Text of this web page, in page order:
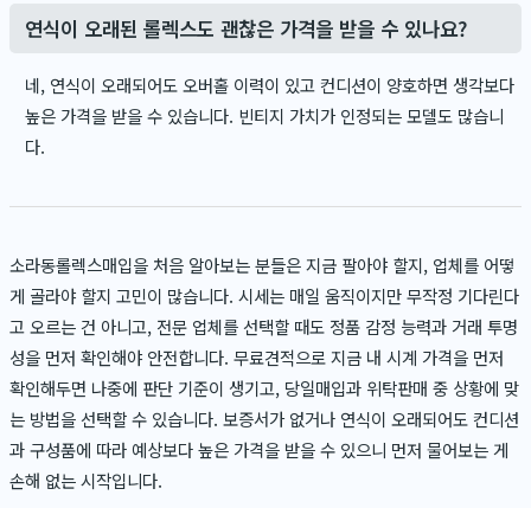
연식이 오래된 롤렉스도 괜찮은 가격을 받을 수 있나요?
네, 연식이 오래되어도 오버홀 이력이 있고 컨디션이 양호하면 생각보다
높은 가격을 받을 수 있습니다. 빈티지 가치가 인정되는 모델도 많습니
다.
소라동롤렉스매입을 처음 알아보는 분들은 지금 팔아야 할지, 업체를 어떻
게 골라야 할지 고민이 많습니다. 시세는 매일 움직이지만 무작정 기다린다
고 오르는 건 아니고, 전문 업체를 선택할 때도 정품 감정 능력과 거래 투명
성을 먼저 확인해야 안전합니다. 무료견적으로 지금 내 시계 가격을 먼저
확인해두면 나중에 판단 기준이 생기고, 당일매입과 위탁판매 중 상황에 맞
는 방법을 선택할 수 있습니다. 보증서가 없거나 연식이 오래되어도 컨디션
과 구성품에 따라 예상보다 높은 가격을 받을 수 있으니 먼저 물어보는 게
손해 없는 시작입니다.